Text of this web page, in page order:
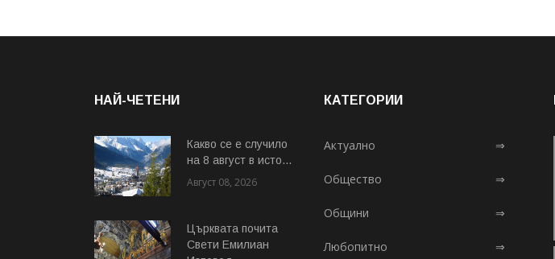
НАЙ-ЧЕТЕНИ
Какво се е случило
на 8 август в исто...
Август 08, 2026
Църквата почита
Свeти Емилиан
КАТЕГОРИИ
Актуално ⇒
Общество ⇒
Общини ⇒
Любопитно ⇒